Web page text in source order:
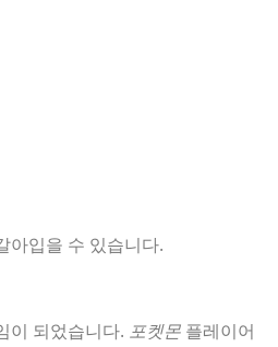
아입을 수 있습니다.
이 되었습니다. 포켓몬 플레이어